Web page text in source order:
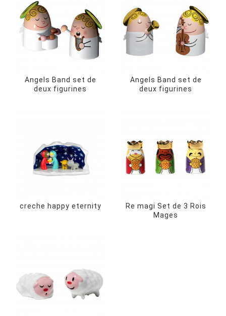
Angels Band set de
deux figurines
Angels Band set de
deux figurines
creche happy eternity
Re magi Set de 3 Rois
Mages